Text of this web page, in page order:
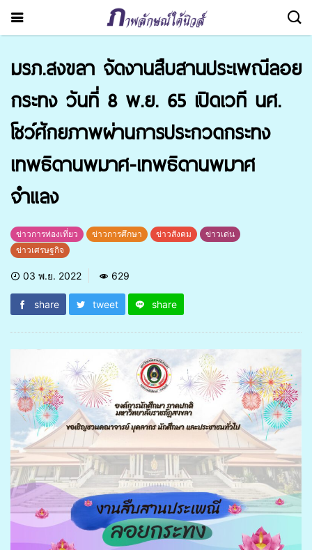
มรภ.สงขลา จัดงานสืบสานประเพณีลอย
กระทง วันที่ 8 พ.ย. 65 เปิดเวที นศ.
โชว์ศักยภาพผ่านการประกวดกระทง
เทพธิดานพมาศ-เทพธิดานพมาศ
จำแลง
ข่าวการท่องเที่ยว ข่าวการศึกษา ข่าวสังคม
ข่าวเด่น
ข่าวเศรษฐกิจ
03 พ.ย. 2022 629
share tweet share